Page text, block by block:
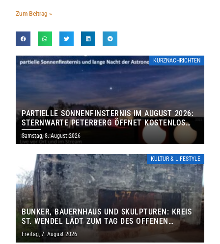
Zum Beitrag »
KURZNACHRICHTEN
PARTIELLE SONNENFINSTERNIS IM AUGUST 2026:
STERNWARTE PETERBERG ÖFFNET KOSTENLOS
IHRE TORE
Samstag, 8. August 2026
KULTUR & LIFESTYLE
BUNKER, BAUERNHAUS UND SKULPTUREN: KREIS
ST. WENDEL LÄDT ZUM TAG DES OFFENEN
DENKMALS EIN
Freitag, 7. August 2026